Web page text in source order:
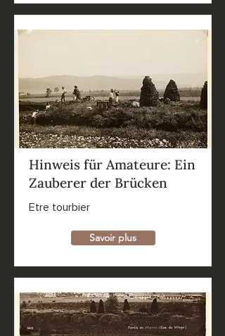
Hinweis für Amateure: Ein
Zauberer der Brücken
Etre tourbier
Savoir plus